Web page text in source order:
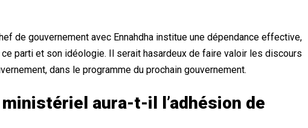
de gouvernement avec Ennahdha institue une dépendance effective,
parti et son idéologie. Il serait hasardeux de faire valoir les discours
dans le programme du prochain gouvernement.
aura-t-il l’adhésion de